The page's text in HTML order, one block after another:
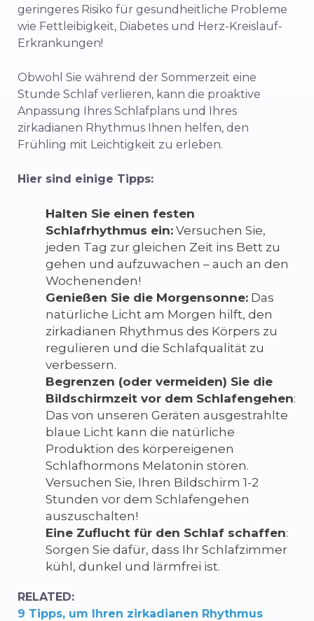
geringeres Risiko für gesundheitliche Probleme
wie Fettleibigkeit, Diabetes und Herz-Kreislauf-
Erkrankungen!
Obwohl Sie während der Sommerzeit eine
Stunde Schlaf verlieren, kann die proaktive
Anpassung Ihres Schlafplans und Ihres
zirkadianen Rhythmus Ihnen helfen, den
Frühling mit Leichtigkeit zu erleben.
Hier sind einige Tipps:
Halten Sie einen festen
Schlafrhythmus ein: Versuchen Sie,
jeden Tag zur gleichen Zeit ins Bett zu
gehen und aufzuwachen – auch an den
Wochenenden!
Genießen Sie die Morgensonne: Das
natürliche Licht am Morgen hilft, den
zirkadianen Rhythmus des Körpers zu
regulieren und die Schlafqualität zu
verbessern.
Begrenzen (oder vermeiden) Sie die
Bildschirmzeit vor dem Schlafengehen:
Das von unseren Geräten ausgestrahlte
blaue Licht kann die natürliche
Produktion des körpereigenen
Schlafhormons Melatonin stören.
Versuchen Sie, Ihren Bildschirm 1-2
Stunden vor dem Schlafengehen
auszuschalten!
Eine Zuflucht für den Schlaf schaffen:
Sorgen Sie dafür, dass Ihr Schlafzimmer
kühl, dunkel und lärmfrei ist.
RELATED:
9 Tipps, um Ihren zirkadianen Rhythmus